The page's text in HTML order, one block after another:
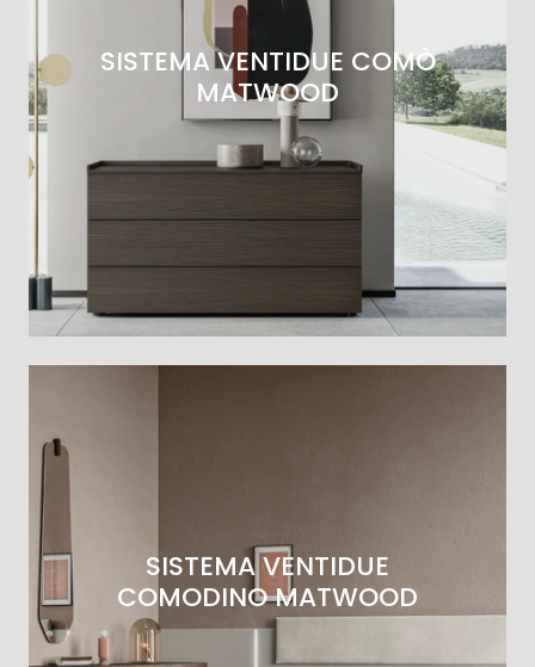
SISTEMA VENTIDUE COMÒ
MATWOOD
SISTEMA VENTIDUE
COMODINO MATWOOD